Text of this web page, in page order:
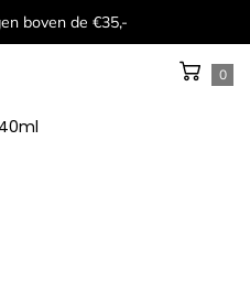
boven de €35,-
0
40ml